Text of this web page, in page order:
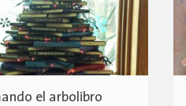
el arbolibro